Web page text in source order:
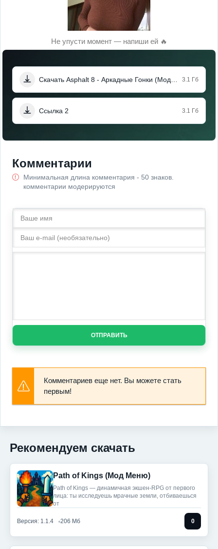
Не упусти момент — напиши ей 🔥
3.1 Гб
Ссылка 2 3.1 Гб
Комментарии
Минимальная длина комментария - 50 знаков.
комментарии модерируются
ОТПРАВИТЬ
Комментариев еще нет. Вы можете стать
первым!
Рекомендуем скачать
Path of Kings (Мод Меню)
Path of Kings — динамичная экшен-RPG от первого
лица: ты исследуешь мрачные земли, отбиваешься
от
Версия: 1.1.4 206 Мб 0